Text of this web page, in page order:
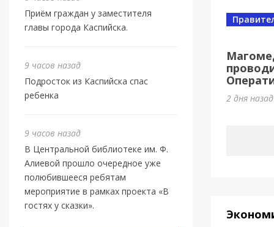
Приём граждан у заместителя
главы города Каспийска.
9 часов назад
Подросток из Каспийска спас
ребенка
9 часов назад
В Центральной библиотеке им. Ф.
Алиевой прошло очередное уже
полюбившееся ребятам
мероприятие в рамках проекта «В
гостях у сказки».
2 дня